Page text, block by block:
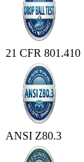
21 CFR 801.410
ANSI Z80.3